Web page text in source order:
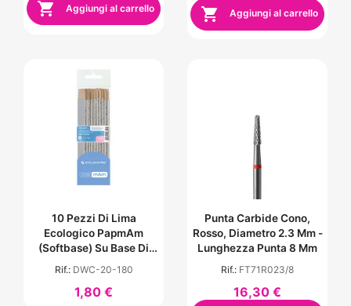
 Aggiungi al carrello  Aggiungi al carrello
10 Pezzi Di Lima
Ecologico PapmAm
(Softbase) Su Base Di
Legno SMART - Grana
Rif.: DWC-20-180
1,80 €
Punta Carbide Cono,
Rosso, Diametro 2.3 Mm -
Lunghezza Punta 8 Mm
Rif.: FT71R023/8
16,30 €